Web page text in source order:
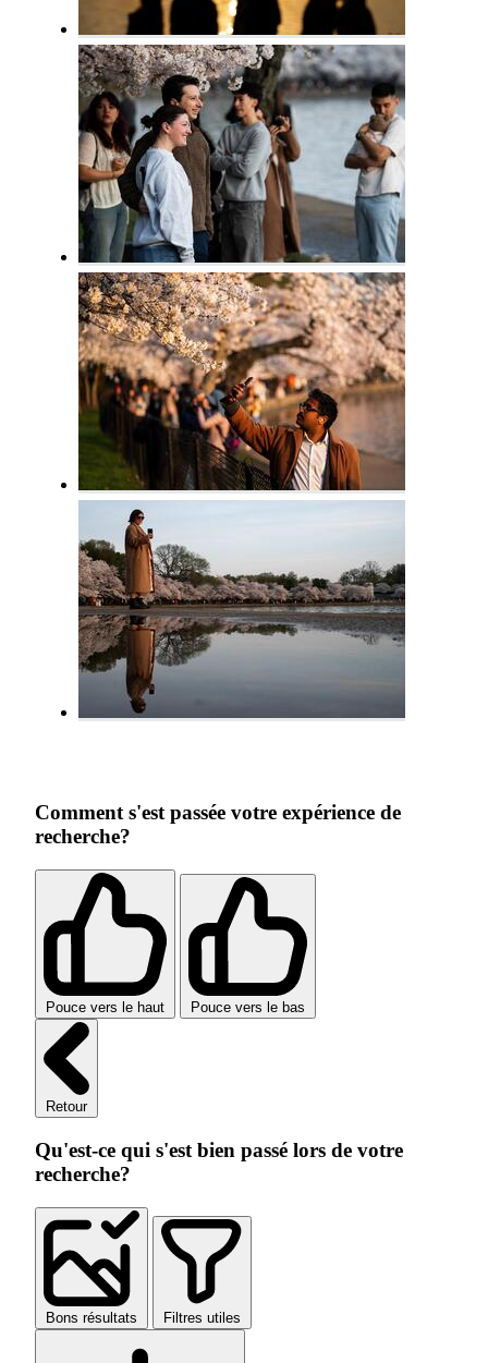
Comment s'est passée votre expérience de
recherche?
Pouce vers le haut Pouce vers le bas
Retour
Qu'est-ce qui s'est bien passé lors de votre
recherche?
Bons résultats Filtres utiles